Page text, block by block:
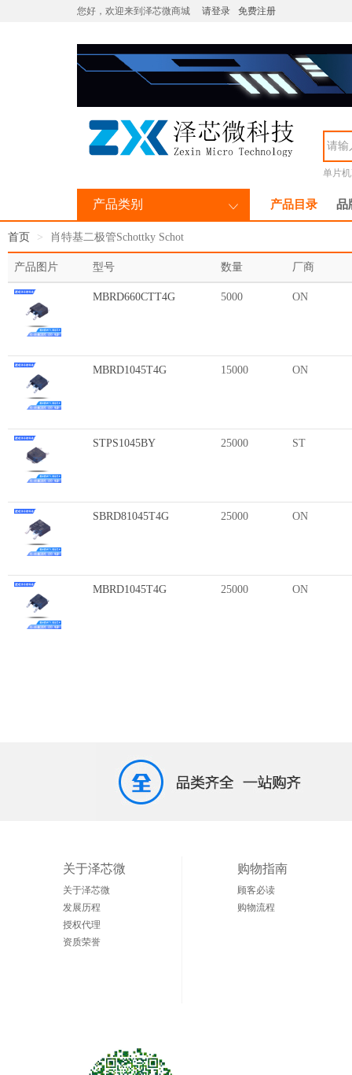
您好，欢迎来到泽芯微商城 请登录 免费注册
单片
产品类别 产品目录 品
首页 肖特基二极管Schottky Schot
产品图片 型号 数量 厂商
MBRD660CTT4G 5000 ON
MBRD1045T4G 15000 ON
STPS1045BY 25000 ST
SBRD81045T4G 25000 ON
MBRD1045T4G 25000 ON
关于泽芯微
关于泽芯微
发展历程
授权代理
资质荣誉
购物指南
顾客必读
购物流程